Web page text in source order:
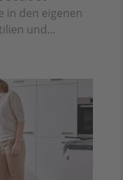
in den eigenen
und...